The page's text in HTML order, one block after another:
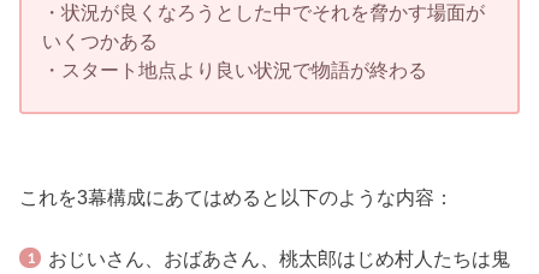
・状況が良くなろうとした中でそれを脅かす場面が
いくつかある
・スタート地点より良い状況で物語が終わる
これを3幕構成にあてはめると以下のような内容：
おじいさん、おばあさん、桃太郎はじめ村人たちは鬼